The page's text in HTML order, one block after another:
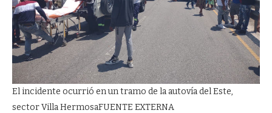
El incidente ocurrió en un tramo de la autovía del Este,
sector Villa HermosaFUENTE EXTERNA